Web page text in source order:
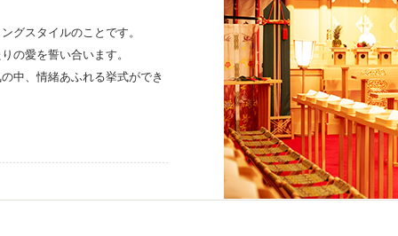
グスタイルのことです。
の愛を誓い合います。
中、情緒あふれる挙式ができ